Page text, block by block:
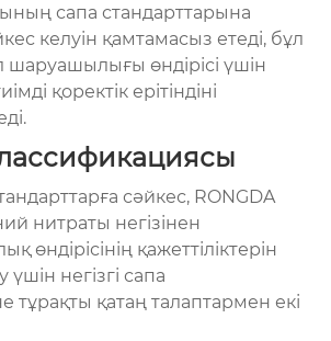
сапа стандарттарына
келуін қамтамасыз етеді, бұл
өндірісі үшін
қоректік ерітіндіні
сәйкес, RONGDA
нитраты негізінен
өндірісінің қажеттіліктерін
негізгі сапа
тұрақты қатаң талаптармен екі